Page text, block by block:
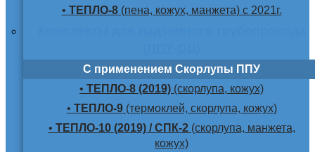
• ТЕПЛО-8(пена, кожух, манжета) с 2021г.
С применением Скорлупы ППУ
• ТЕПЛО-8 (2019) (скорлупа, кожух)
• ТЕПЛО-9(термоклей, скорлупа, кожух)
• ТЕПЛО-10 (2019) / СПК-2(скорлупа, манжета,
кожух)